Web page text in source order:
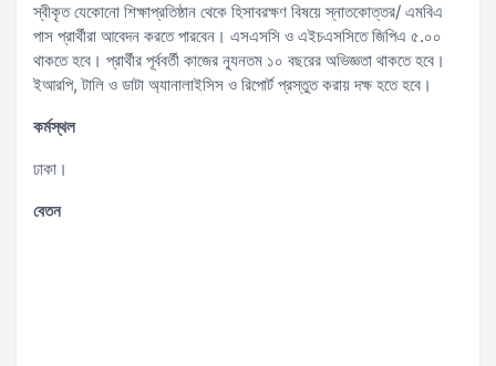
স্বীকৃত যেকোনো শিক্ষাপ্রতিষ্ঠান থেকে হিসাবরক্ষণ বিষয়ে স্নাতকোত্তর/ এমবিএ
পাস প্রার্থীরা আবেদন করতে পারবেন। এসএসসি ও এইচএসসিতে জিপিএ ৫.০০
থাকতে হবে। প্রার্থীর পূর্ববর্তী কাজের ন্যূনতম ১০ বছরের অভিজ্ঞতা থাকতে হবে।
ইআরপি, টালি ও ডাটা অ্যানালাইসিস ও রিপোর্ট প্রস্তুত করায় দক্ষ হতে হবে।
কর্মস্থল
ঢাকা।
বেতন